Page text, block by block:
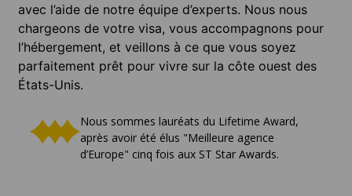
avec l’aide de notre équipe d’experts. Nous nous
chargeons de votre visa, vous accompagnons pour
l’hébergement, et veillons à ce que vous soyez
parfaitement prêt pour vivre sur la côte ouest des
États-Unis.
Nous sommes lauréats du Lifetime Award,
après avoir été élus "Meilleure agence
d’Europe" cinq fois aux ST Star Awards.